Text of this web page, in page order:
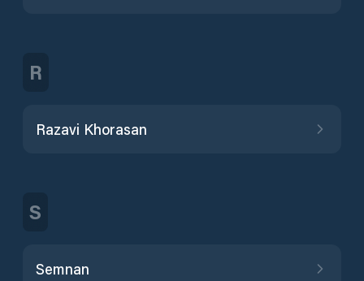
R
Razavi Khorasan
S
Semnan